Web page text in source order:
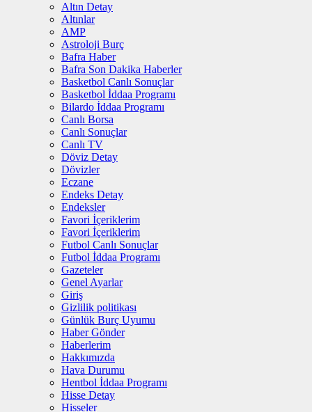
Altın Detay
Altınlar
AMP
Astroloji Burç
Bafra Haber
Bafra Son Dakika Haberler
Basketbol Canlı Sonuçlar
Basketbol İddaa Programı
Bilardo İddaa Programı
Canlı Borsa
Canlı Sonuçlar
Canlı TV
Döviz Detay
Dövizler
Eczane
Endeks Detay
Endeksler
Favori İçeriklerim
Favori İçeriklerim
Futbol Canlı Sonuçlar
Futbol İddaa Programı
Gazeteler
Genel Ayarlar
Giriş
Gizlilik politikası
Günlük Burç Uyumu
Haber Gönder
Haberlerim
Hakkımızda
Hava Durumu
Hentbol İddaa Programı
Hisse Detay
Hisseler